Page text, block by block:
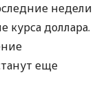
недели
курса доллара.
еще